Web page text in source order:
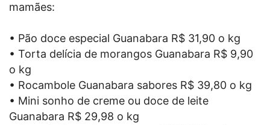
mamães:
• Pão doce especial Guanabara R$ 31,90 o kg
• Torta delícia de morangos Guanabara R$ 9,90
o kg
• Rocambole Guanabara sabores R$ 39,80 o kg
• Mini sonho de creme ou doce de leite
Guanabara R$ 29,98 o kg